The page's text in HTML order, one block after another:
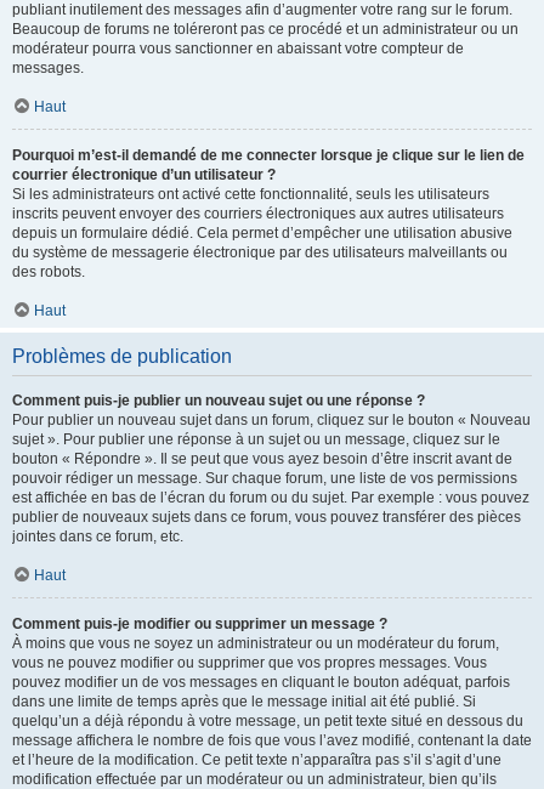
publiant inutilement des messages afin d’augmenter votre rang sur le forum.
Beaucoup de forums ne toléreront pas ce procédé et un administrateur ou un
modérateur pourra vous sanctionner en abaissant votre compteur de
messages.
Haut
Pourquoi m’est-il demandé de me connecter lorsque je clique sur le lien de
courrier électronique d’un utilisateur ?
Si les administrateurs ont activé cette fonctionnalité, seuls les utilisateurs
inscrits peuvent envoyer des courriers électroniques aux autres utilisateurs
depuis un formulaire dédié. Cela permet d’empêcher une utilisation abusive
du système de messagerie électronique par des utilisateurs malveillants ou
des robots.
Haut
Problèmes de publication
Comment puis-je publier un nouveau sujet ou une réponse ?
Pour publier un nouveau sujet dans un forum, cliquez sur le bouton « Nouveau
sujet ». Pour publier une réponse à un sujet ou un message, cliquez sur le
bouton « Répondre ». Il se peut que vous ayez besoin d’être inscrit avant de
pouvoir rédiger un message. Sur chaque forum, une liste de vos permissions
est affichée en bas de l’écran du forum ou du sujet. Par exemple : vous pouvez
publier de nouveaux sujets dans ce forum, vous pouvez transférer des pièces
jointes dans ce forum, etc.
Haut
Comment puis-je modifier ou supprimer un message ?
À moins que vous ne soyez un administrateur ou un modérateur du forum,
vous ne pouvez modifier ou supprimer que vos propres messages. Vous
pouvez modifier un de vos messages en cliquant le bouton adéquat, parfois
dans une limite de temps après que le message initial ait été publié. Si
quelqu’un a déjà répondu à votre message, un petit texte situé en dessous du
message affichera le nombre de fois que vous l’avez modifié, contenant la date
et l’heure de la modification. Ce petit texte n’apparaîtra pas s’il s’agit d’une
modification effectuée par un modérateur ou un administrateur, bien qu’ils